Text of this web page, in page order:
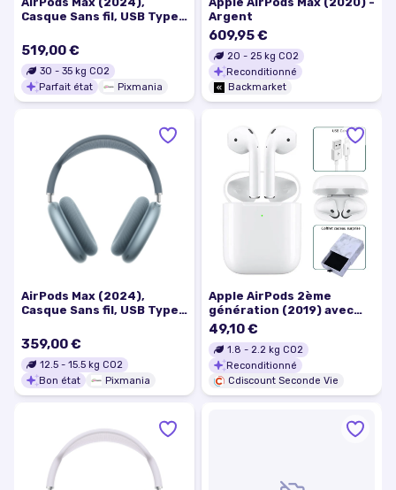
Casque Sans fil, USB Type-
Excellent état
519,00 €
30 - 35 kg CO2
Parfait état
Pixmania
Argent
609,95 €
20 - 25 kg CO2
Reconditionné
Backmarket
AirPods Max (2024),
Casque Sans fil, USB Type-
état
359,00 €
12.5 - 15.5 kg CO2
Bon état
Pixmania
Apple AirPods 2ème
génération (2019) avec
boîtier de charge
Écouteurs Sans fil
49,10 €
1.8 - 2.2 kg CO2
Reconditionné
Cdiscount Seconde Vie